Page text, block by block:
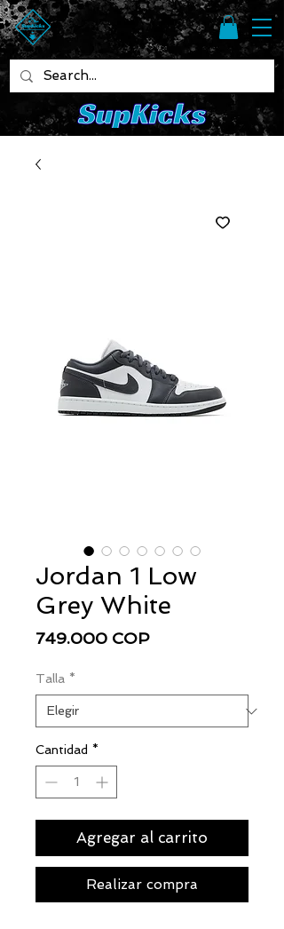
Jordan 1 Low
Grey White
749.000 COPPrecio
Talla *
Cantidad *
Agregar al carrito
Realizar compra